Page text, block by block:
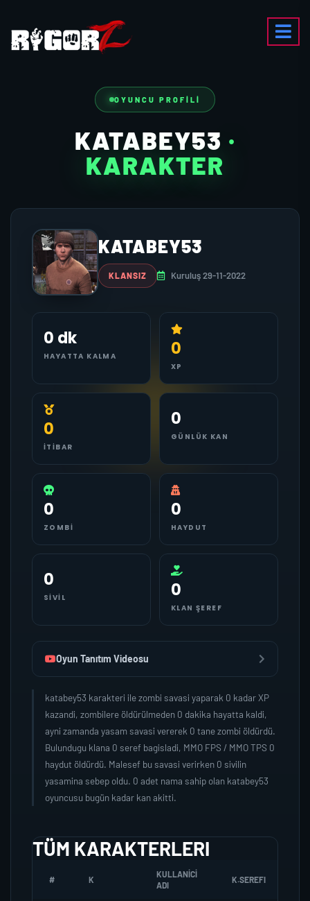
OYUNCU PROFILI
KATABEY53 ·
KARAKTER
KATABEY53
KLANSIZ Kuruluş 29-11-2022
0 dk
HAYATTA KALMA 0
XP
0
İTIBAR
0
GÜNLÜK KAN
0
ZOMBI
0
HAYDUT
0
SIVIL 0
KLAN ŞEREF
Oyun Tanıtım Videosu
katabey53 karakteri ile zombi savasi yaparak 0 kadar XP
kazandi, zombilere öldürülmeden 0 dakika hayatta kaldi,
ayni zamanda yasam savasi vererek 0 tane zombi öldürdü.
Bulundugu klana 0 seref bagisladi, MMO FPS / MMO TPS 0
haydut öldürdü. Malesef bu savasi verirken 0 sivilin
yasamina sebep oldu. 0 adet nama sahip olan katabey53
oyuncusu bugün kadar kan akitti.
TÜM KARAKTERLERI
# K
KULLANICI
ADI
K.SEREFI